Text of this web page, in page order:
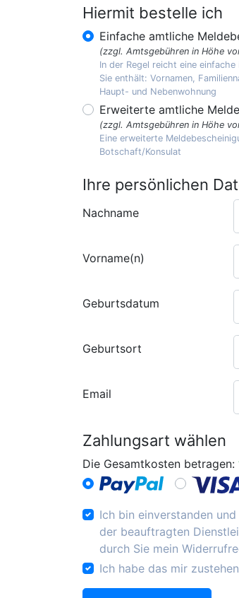
Hiermit bestelle ich
Einfache amtliche
(zzgl. Amtsgebühren in Höhe
In der Regel reicht eine
Sie enthält: Vornamen,
Haupt- und Nebenwohnung
Erweiterte amtliche
(zzgl. Amtsgebühren in Höhe
Eine erweiterte
Botschaft/Konsulat
Ihre persönlichen
Nachname
Vorname(n)
Geburtsdatum
Geburtsort
Email
Zahlungsart wählen
Die Gesamtkosten betragen:
Ich bin einverstanden
der beauftragten
durch Sie mein
Ich habe das mir